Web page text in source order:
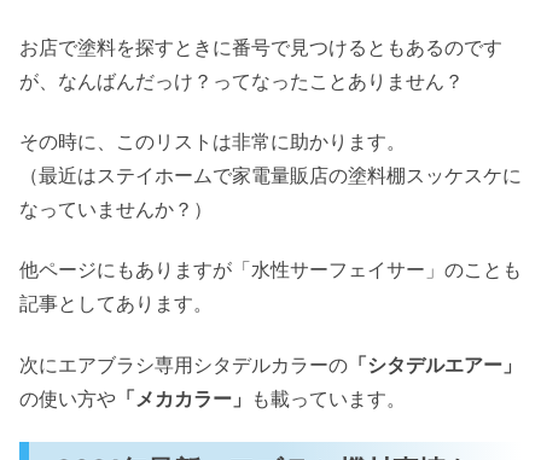
お店で塗料を探すときに番号で見つけるともあるのです
が、なんばんだっけ？ってなったことありません？
その時に、このリストは非常に助かります。
（最近はステイホームで家電量販店の塗料棚スッケスケに
なっていませんか？）
他ページにもありますが「水性サーフェイサー」のことも
記事としてあります。
次にエアブラシ専用シタデルカラーの 「シタデルエアー」
の使い方や 「メカカラー」 も載っています。